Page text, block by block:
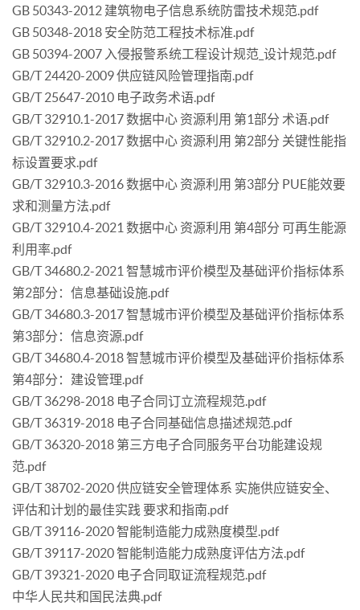
GB 50343-2012 建筑物电子信息系统防雷技术规范.pdf
GB 50348-2018 安全防范工程技术标准.pdf
GB 50394-2007 入侵报警系统工程设计规范_设计规范.pdf
GB/T 24420-2009 供应链风险管理指南.pdf
GB/T 25647-2010 电子政务术语.pdf
GB/T 32910.1-2017 数据中心 资源利用 第1部分 术语.pdf
GB/T 32910.2-2017 数据中心 资源利用 第2部分 关键性能指
标设置要求.pdf
GB/T 32910.3-2016 数据中心 资源利用 第3部分 PUE能效要
求和测量方法.pdf
GB/T 32910.4-2021 数据中心 资源利用 第4部分 可再生能源
利用率.pdf
GB/T 34680.2-2021 智慧城市评价模型及基础评价指标体系
第2部分：信息基础设施.pdf
GB/T 34680.3-2017 智慧城市评价模型及基础评价指标体系
第3部分：信息资源.pdf
GB/T 34680.4-2018 智慧城市评价模型及基础评价指标体系
第4部分：建设管理.pdf
GB/T 36298-2018 电子合同订立流程规范.pdf
GB/T 36319-2018 电子合同基础信息描述规范.pdf
GB/T 36320-2018 第三方电子合同服务平台功能建设规
范.pdf
GB/T 38702-2020 供应链安全管理体系 实施供应链安全、
评估和计划的最佳实践 要求和指南.pdf
GB/T 39116-2020 智能制造能力成熟度模型.pdf
GB/T 39117-2020 智能制造能力成熟度评估方法.pdf
GB/T 39321-2020 电子合同取证流程规范.pdf
中华人民共和国民法典.pdf